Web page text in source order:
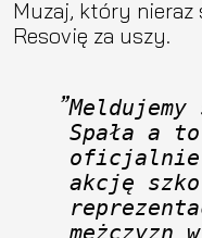
Muzaj, który nieraz
Resovię za uszy.
Meldujemy
Spała a
oficjalnie
akcję